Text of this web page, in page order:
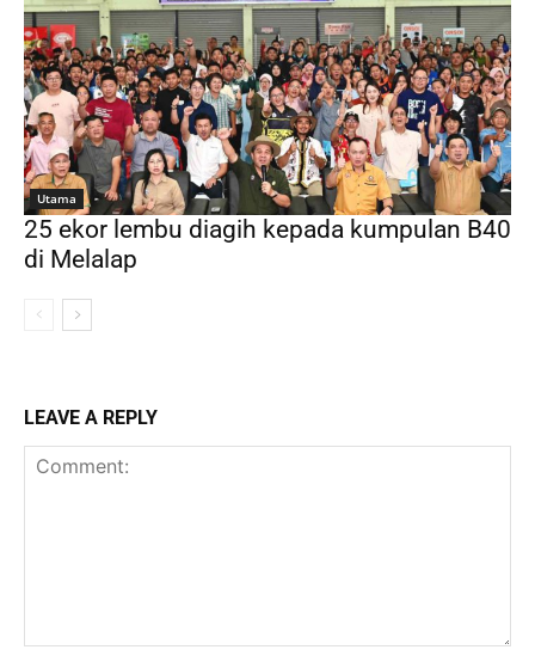
Utama
25 ekor lembu diagih kepada kumpulan B40
di Melalap
LEAVE A REPLY